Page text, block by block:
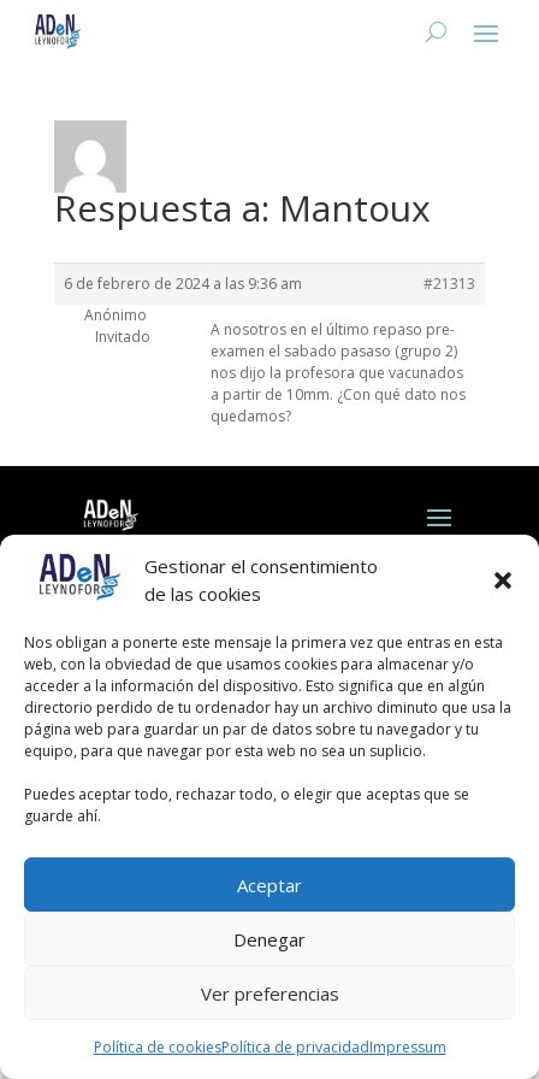
Gestionar el consentimiento
de las cookies
Nos obligan a ponerte este mensaje la primera vez que entras en esta
web, con la obviedad de que usamos cookies para almacenar y/o
acceder a la información del dispositivo. Esto significa que en algún
directorio perdido de tu ordenador hay un archivo diminuto que usa la
página web para guardar un par de datos sobre tu navegador y tu
equipo, para que navegar por esta web no sea un suplicio.
Puedes aceptar todo, rechazar todo, o elegir que aceptas que se
guarde ahí.
Aceptar
Denegar
Ver preferencias
Política de cookiesPolítica de privacidadImpressum
Respuesta a: Mantoux
6 de febrero de 2024 a las 9:36 am
#21313
Anónimo
Invitado
A nosotros en el último repaso pre-
examen el sabado pasaso (grupo 2)
nos dijo la profesora que vacunados
a partir de 10mm. ¿Con qué dato nos
quedamos?